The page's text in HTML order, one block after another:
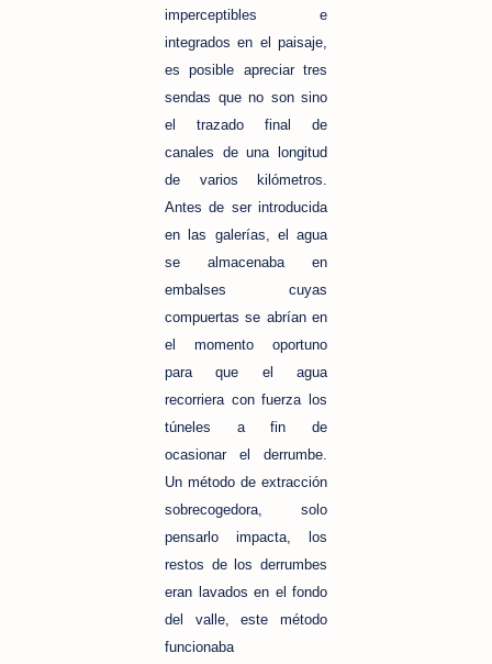
imperceptibles e
integrados en el paisaje,
es posible apreciar tres
sendas que no son sino
el trazado final de
canales de una longitud
de varios kilómetros.
Antes de ser introducida
en las galerías, el agua
se almacenaba en
embalses cuyas
compuertas se abrían en
el momento oportuno
para que el agua
recorriera con fuerza los
túneles a fin de
ocasionar el derrumbe.
Un método de extracción
sobrecogedora, solo
pensarlo impacta, los
restos de los derrumbes
eran lavados en el fondo
del valle, este método
funcionaba